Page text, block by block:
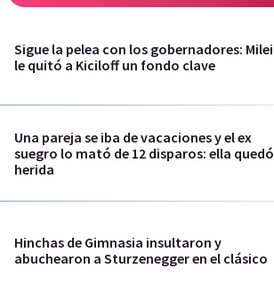
Sigue la pelea con los gobernadores: Milei
le quitó a Kiciloff un fondo clave
Una pareja se iba de vacaciones y el ex
suegro lo mató de 12 disparos: ella quedó
herida
Hinchas de Gimnasia insultaron y
abuchearon a Sturzenegger en el clásico